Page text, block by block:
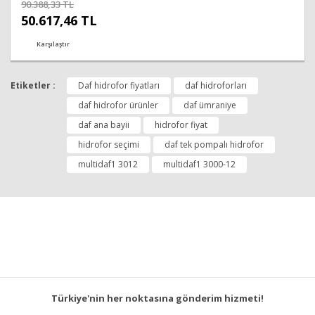
90.388,33 TL
50.617,46 TL
Karşılaştır
Etiketler : Daf hidrofor fiyatları
daf hidroforları
daf hidrofor ürünler
daf ümraniye
daf ana bayii
hidrofor fiyat
hidrofor seçimi
daf tek pompalı hidrofor
multidaf1 3012
multidaf1 3000-12
Türkiye'nin her noktasına gönderim hizmeti!